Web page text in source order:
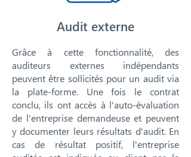
Audit externe
Grâce à cette fonctionnalité, des
auditeurs externes indépendants
peuvent être sollicités pour un audit via
la plate-forme. Une fois le contrat
conclu, ils ont accès à l'auto-évaluation
de l'entreprise demandeuse et peuvent
y documenter leurs résultats d'audit. En
cas de résultat positif, l'entreprise